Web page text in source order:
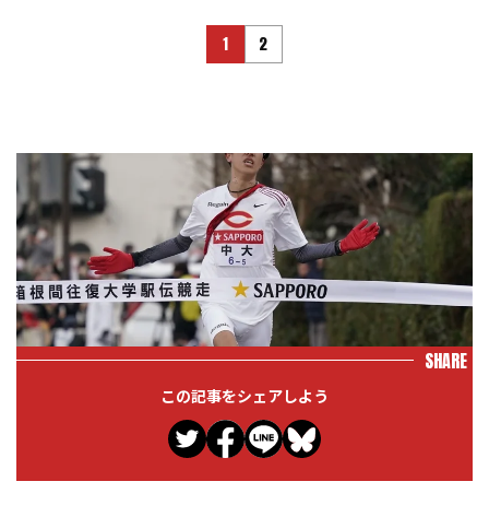
1 2
SHARE
この記事をシェアしよう